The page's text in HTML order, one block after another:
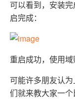
可以看到，安装
启完成：
重启成功，使用域
可能许多朋友认
们就来教大家一个